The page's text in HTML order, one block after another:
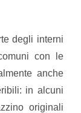
degli interni
con le
anche
in alcuni
originali